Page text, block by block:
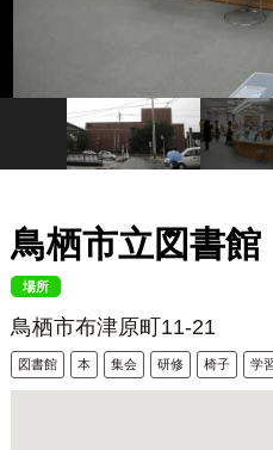
鳥栖市立図書館
場所
鳥栖市布津原町11-21
図書館 本 集会 研修 椅子 学